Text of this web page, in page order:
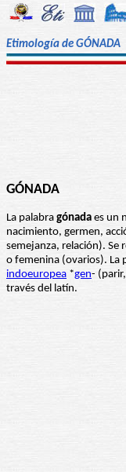
Etimología de GÓNADA
GÓNADA
La palabra gónada es un
nacimiento, germen,
semejanza, relación). Se
o femenina (ovarios). La
indoeuropea *gen-
través del latín.